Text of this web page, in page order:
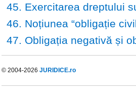
45. Exercitarea dreptului
46. Noțiunea “obligație
47. Obligația negativă și
© 2004-2026 JURIDICE.ro